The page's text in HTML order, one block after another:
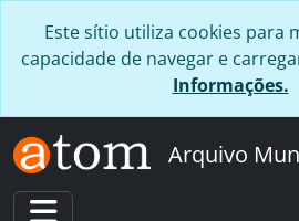
Este sítio utiliza cookies para
capacidade de navegar e
Informações.
Arquivo